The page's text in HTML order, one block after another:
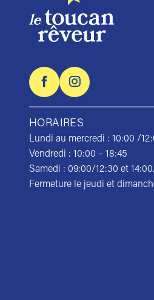
HORAIRES
Lundi au mercredi : 10:00 /
Vendredi : 10:00 – 18:45
Samedi : 09:00/12:30 et
Fermeture le jeudi et